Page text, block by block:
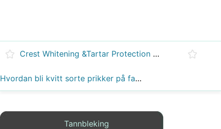
Crest Whitening &Tartar Protection Effektivitet
Hvordan bli kvitt sorte prikker på falske tenner
Tannbleking